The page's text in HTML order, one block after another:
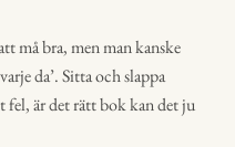
må bra, men man kanske
da’. Sitta och slappa
fel, är det rätt bok kan det ju